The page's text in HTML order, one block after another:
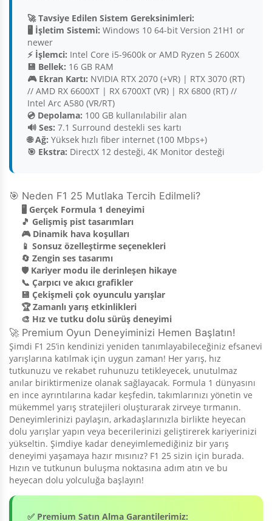
🚀 Tavsiye Edilen Sistem Gereksinimleri:
🖥️ İşletim Sistemi: Windows 10 64-bit Version 21H1 or
newer
⚡ İşlemci: Intel Core i5-9600k or AMD Ryzen 5 2600X
💾 Bellek: 16 GB RAM
🎮 Ekran Kartı: NVIDIA RTX 2070 (+VR) | RTX 3070 (RT)
// AMD RX 6600XT | RX 6700XT (VR) | RX 6800 (RT) //
Intel Arc A580 (VR/RT)
💿 Depolama: 100 GB kullanılabilir alan
🔊 Ses: 7.1 Surround destekli ses kartı
🌐 Ağ: Yüksek hızlı fiber internet (100 Mbps+)
🎯 Ekstra: DirectX 12 desteği, 4K Monitor desteği
🎯 Neden F1 25 Mutlaka Tercih Edilmeli?
🖥️ Gerçek Formula 1 deneyimi
🎵 Gelişmiş pist tasarımları
🎮 Dinamik hava koşulları
📱 Sonsuz özelleştirme seçenekleri
🔄 Zengin ses tasarımı
🛡️ Kariyer modu ile derinleşen hikaye
📞 Çarpıcı ve akıcı grafikler
💾 Çekişmeli çok oyunculu yarışlar
🏆 Zamanlı yarış etkinlikleri
🎨 Hız ve tutku dolu sürüş deneyimi
🚀 Premium Oyun Deneyiminizi Hemen Başlatın!
Şimdi F1 25’in kendinizi yeniden tanımlayabileceğiniz efsanevi
yarışlarına katılmak için uygun zaman! Her yarış, hız
tutkunuzu ve rekabet ruhunuzu tetikleyecek, unutulmaz
anılar biriktirmenize olanak sağlayacak. Formula 1 dünyasını
en ince ayrıntılarına kadar keşfedin, takımlarınızı yönetin ve
mükemmel yarış stratejileri oluşturarak zirveye tırmanın.
Deneyimlerinizi paylaşın, arkadaşlarınızla birlikte heyecan
dolu yarışlar yapın veya becerilerinizi geliştirerek kariyerinizi
yükseltin. Şimdiye kadar deneyimlemediğiniz bir yarış
deneyimi yaşamaya hazır mısınız? F1 25 sizin için burada.
Hızın ve tutkunun buluşma noktasına adım atın ve bu
heyecan dolu yolculuğa başlayın!
✅ Premium Satın Alma Garantilerimiz: